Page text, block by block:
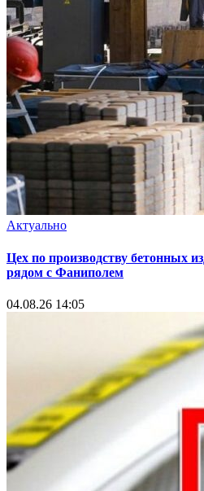
Актуально
Цех по производству бетонных
рядом с Фаниполем
04.08.26 14:05